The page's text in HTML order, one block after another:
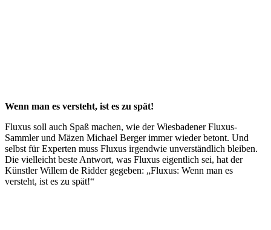
Wenn man es versteht, ist es zu spät!
Fluxus soll auch Spaß machen, wie der Wiesbadener Fluxus-
Sammler und Mäzen Michael Berger immer wieder betont. Und
selbst für Experten muss Fluxus irgendwie unverständlich bleiben.
Die vielleicht beste Antwort, was Fluxus eigentlich sei, hat der
Künstler Willem de Ridder gegeben: „Fluxus: Wenn man es
versteht, ist es zu spät!“